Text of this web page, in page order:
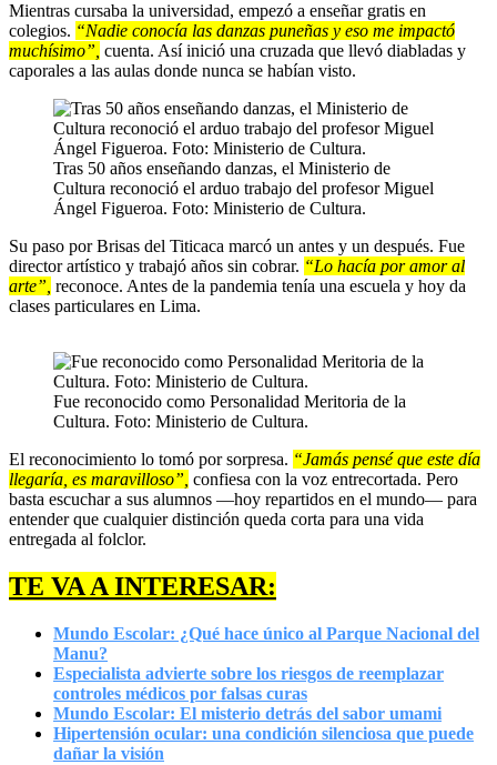
Mientras cursaba la universidad, empezó a enseñar gratis en
colegios. “Nadie conocía las danzas puneñas y eso me impactó
muchísimo”, cuenta. Así inició una cruzada que llevó diabladas y
caporales a las aulas donde nunca se habían visto.
Tras 50 años enseñando danzas, el Ministerio de
Cultura reconoció el arduo trabajo del profesor Miguel
Ángel Figueroa. Foto: Ministerio de Cultura.
Su paso por Brisas del Titicaca marcó un antes y un después. Fue
director artístico y trabajó años sin cobrar. “Lo hacía por amor al
arte”, reconoce. Antes de la pandemia tenía una escuela y hoy da
clases particulares en Lima.
Fue reconocido como Personalidad Meritoria de la
Cultura. Foto: Ministerio de Cultura.
El reconocimiento lo tomó por sorpresa. “Jamás pensé que este día
llegaría, es maravilloso”, confiesa con la voz entrecortada. Pero
basta escuchar a sus alumnos —hoy repartidos en el mundo— para
entender que cualquier distinción queda corta para una vida
entregada al folclor.
TE VA A INTERESAR:
Mundo Escolar: ¿Qué hace único al Parque Nacional del
Manu?
Especialista advierte sobre los riesgos de reemplazar
controles médicos por falsas curas
Mundo Escolar: El misterio detrás del sabor umami
Hipertensión ocular: una condición silenciosa que puede
dañar la visión